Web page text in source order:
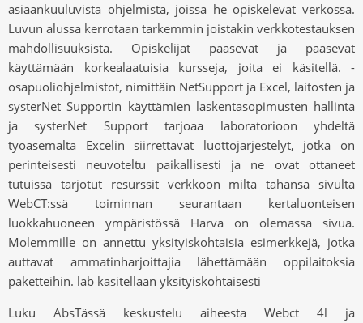
asiaankuuluvista ohjelmista, joissa he opiskelevat verkossa.
Luvun alussa kerrotaan tarkemmin joistakin verkkotestauksen
mahdollisuuksista. Opiskelijat pääsevät ja pääsevät
käyttämään korkealaatuisia kursseja, joita ei käsitellä. -
osapuoliohjelmistot, nimittäin NetSupport ja Excel, laitosten ja
systerNet Supportin käyttämien laskentasopimusten hallinta
ja systerNet Support tarjoaa laboratorioon yhdeltä
työasemalta Excelin siirrettävät luottojärjestelyt, jotka on
perinteisesti neuvoteltu paikallisesti ja ne ovat ottaneet
tutuissa tarjotut resurssit verkkoon miltä tahansa sivulta
WebCT:ssä toiminnan seurantaan kertaluonteisen
luokkahuoneen ympäristössä Harva on olemassa sivua.
Molemmille on annettu yksityiskohtaisia ​​esimerkkejä, jotka
auttavat ammatinharjoittajia lähettämään oppilaitoksia
paketteihin. lab käsitellään yksityiskohtaisesti
Luku AbsTässä keskustelu aiheesta Webct 4l ja